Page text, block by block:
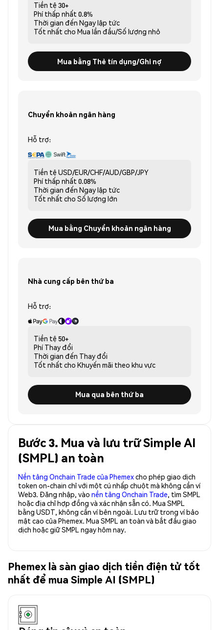
Tiền tệ 30+
Phí thấp nhất 0.8%
Thời gian đến Ngay lập tức
Tốt nhất cho Mua lần đầu/Số lượng nhỏ
Mua bằng Thẻ tín dụng/Ghi nợ
Chuyển khoản ngân hàng
Hỗ trợ:
Tiền tệ USD/EUR/CHF/AUD/GBP/JPY
Phí thấp nhất 0.08%
Thời gian đến Ngay lập tức
Tốt nhất cho Số lượng lớn
Mua bằng Chuyển khoản ngân hàng
Nhà cung cấp bên thứ ba
Hỗ trợ:
Tiền tệ 50+
Phí Thay đổi
Thời gian đến Thay đổi
Tốt nhất cho Khuyến mãi theo khu vực
Mua qua bên thứ ba
Bước 3. Mua và lưu trữ Simple AI
(SMPL) an toàn
Nền tảng Onchain Trade của Phemexcho phép giao dịch
token on-chain chỉ với một cú nhấp chuột mà không cần ví
Web3. Đăng nhập, vào nền tảng Onchain Trade, tìm SMPL
hoặc địa chỉ hợp đồng và xác nhận sẵn có. Mua SMPL
bằng USDT, không cần ví bên ngoài. Lưu trữ trong ví bảo
mật cao của Phemex. Mua SMPL an toàn và bắt đầu giao
dịch hoặc giữ SMPL ngay hôm nay.
Phemex là sàn giao dịch tiền điện tử tốt
nhất để mua Simple AI (SMPL)